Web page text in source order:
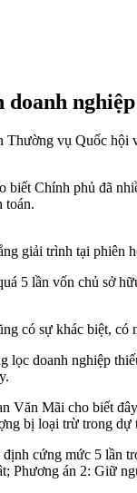
vụ Quốc
Chính phủ đã
toán.
giải trình tại phiên
5 lần vốn chủ sở
có sự khác biệt,
lọc doanh nghiệp
Văn Mãi cho biết
bị loại trừ trong dự
cứng mức 5 lần
Phương án 2: Giữ